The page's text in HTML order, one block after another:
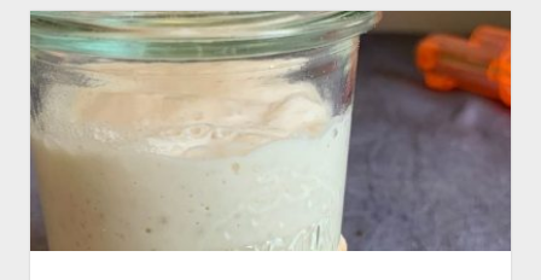
Haecksen e. V.
open
dropdown
menu
Spenden
Chronik
FAQ
Kontakt
dropdown
menu
BBB Räume
Vergangenes
dropdown
menu
Feministische Bibliothek
Haecksenkarte
Memorials
Pythonkurs
Team Inklusion